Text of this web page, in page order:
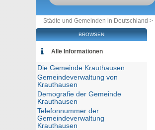
Städte und Gemeinden in Deutschland >
BROWSEN
Alle Informationen
Die Gemeinde Krauthausen
Gemeindeverwaltung von
Krauthausen
Demografie der Gemeinde
Krauthausen
Telefonnummer der
Gemeindeverwaltung
Krauthausen